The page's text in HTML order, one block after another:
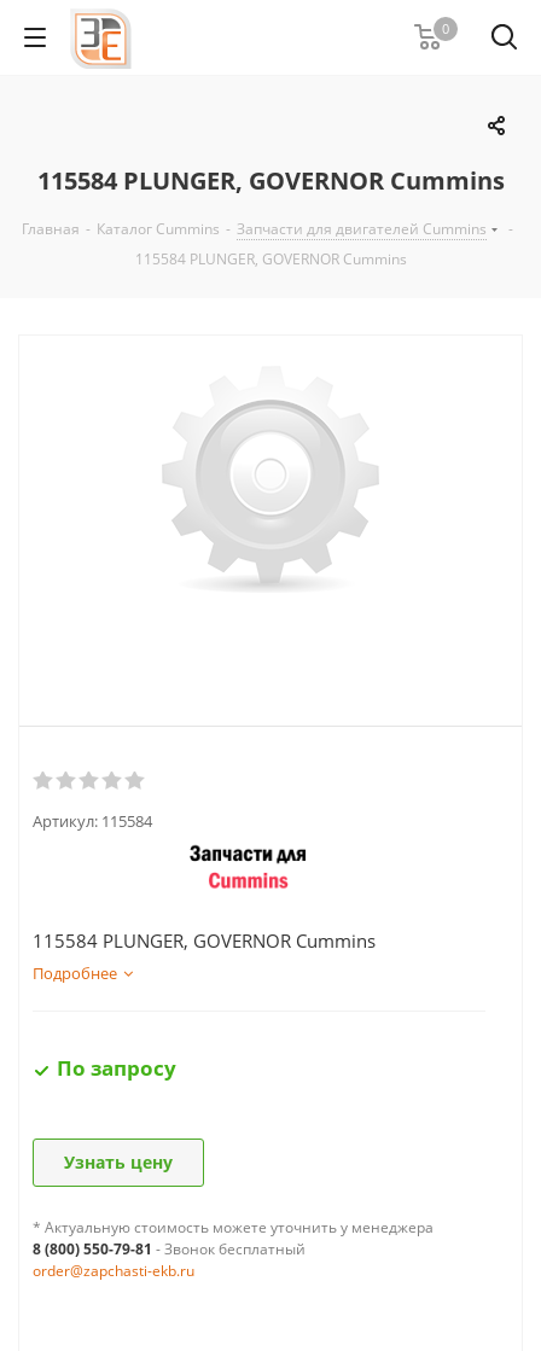
0
115584 PLUNGER, GOVERNOR Cummins
Главная - Каталог Cummins - Запчасти для двигателей Cummins
-
115584 PLUNGER, GOVERNOR Cummins
Артикул: 115584
115584 PLUNGER, GOVERNOR Cummins
Подробнее
По запросу
Узнать цену
* Актуальную стоимость можете уточнить у менеджера
8 (800) 550-79-81 - Звонок бесплатный
order@zapchasti-ekb.ru